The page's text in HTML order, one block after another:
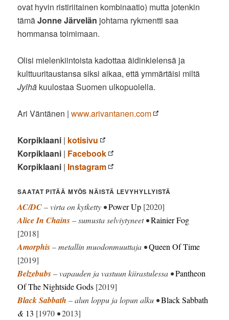
ovat hyvin ristiriitainen kombinaatio) mutta jotenkin
tämäJonne Järvelän johtama rykmentti saa
hommansa toimimaan.
Olisi mielenkiintoista kadottaa äidinkielensä ja
kulttuuritaustansa siksi aikaa, että ymmärtäisi miltä
Jylhä kuulostaa Suomen ulkopuolella.
Ari Väntänen |www.arivantanen.com
Korpiklaani | kotisivu
Korpiklaani | Facebook
Korpiklaani | Instagram
SAATAT PITÄÄ MYÖS NÄISTÄ LEVYHYLLYISTÄ
AC/DC– virta on kytketty •Power Up [2020]
Alice In Chains– sumusta selviytyneet •Rainier Fog
[2018]
Amorphis– metallin muodonmuuttaja •Queen Of Time
[2019]
Belzebubs– vapauden ja vastuun kiirastulessa •Pantheon
Of The Nightside Gods [2019]
Black Sabbath – alun loppu ja lopun alku •Black Sabbath
& 13 [1970 •2013]